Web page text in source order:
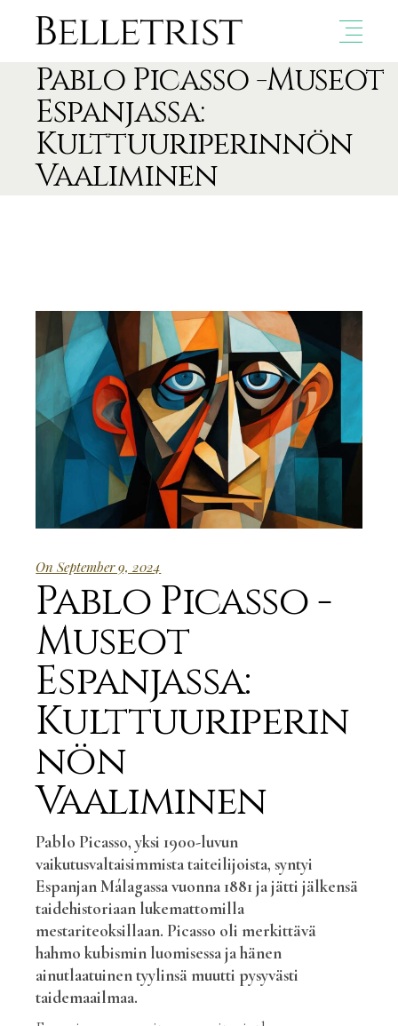
Pablo Picasso -Museot
Espanjassa:
Kulttuuriperinnön
Vaaliminen
On September 9, 2024
Pablo Picasso -
Museot
Espanjassa:
Kulttuuriperin
nön
Vaaliminen
Pablo Picasso, yksi 1900-luvun
vaikutusvaltaisimmista taiteilijoista, syntyi
Espanjan Málagassa vuonna 1881 ja jätti jälkensä
taidehistoriaan lukemattomilla
mestariteoksillaan. Picasso oli merkittävä
hahmo kubismin luomisessa ja hänen
ainutlaatuinen tyylinsä muutti pysyvästi
taidemaailmaa.